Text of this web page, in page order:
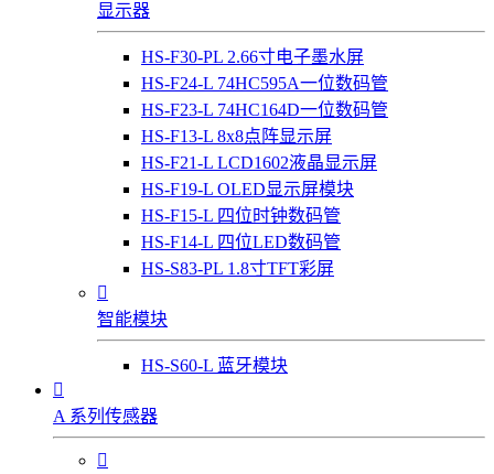
显示器
HS-F30-PL 2.66寸电子墨水屏
HS-F24-L 74HC595A一位数码管
HS-F23-L 74HC164D一位数码管
HS-F13-L 8x8点阵显示屏
HS-F21-L LCD1602液晶显示屏
HS-F19-L OLED显示屏模块
HS-F15-L 四位时钟数码管
HS-F14-L 四位LED数码管
HS-S83-PL 1.8寸TFT彩屏

智能模块
HS-S60-L 蓝牙模块

A 系列传感器
